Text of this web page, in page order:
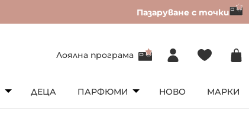
Пазаруване с точки
Лоялна програма
ДЕЦА ПАРФЮМИ НОВО МАРКИ